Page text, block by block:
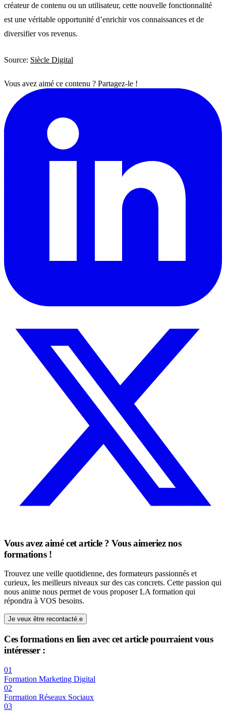
créateur de contenu ou un utilisateur, cette nouvelle fonctionnalité
est une véritable opportunité d’enrichir vos connaissances et de
diversifier vos revenus.
Source: Siècle Digital
Vous avez aimé ce contenu ? Partagez-le !
Vous avez aimé cet article ? Vous aimeriez nos
formations !
Trouvez une veille quotidienne, des formateurs passionnés et
curieux, les meilleurs niveaux sur des cas concrets. Cette passion qui
nous anime nous permet de vous proposer LA formation qui
répondra à VOS besoins.
Je veux être recontacté.e
Ces formations en lien avec cet article pourraient vous
intéresser :
01
Formation Marketing Digital
02
Formation Réseaux Sociaux
03